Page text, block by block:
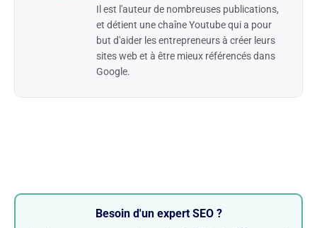
Il est l'auteur de nombreuses publications,
et détient une chaîne Youtube qui a pour
but d'aider les entrepreneurs à créer leurs
sites web et à être mieux référencés dans
Google.
Besoin d'un expert SEO ?